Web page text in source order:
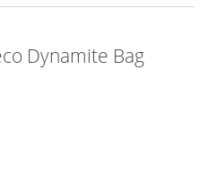
Dynamite Bag